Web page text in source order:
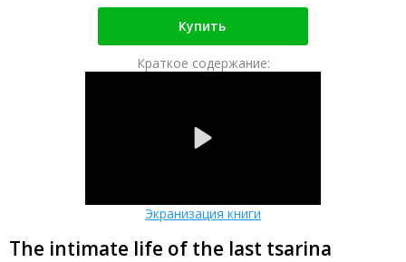
Купить
Краткое содержание:
Экранизация книги
The intimate life of the last tsarina